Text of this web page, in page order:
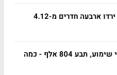
תל בנימין: באותו בניין ירדו ארבעה חדרים מ-4.12
פוטר אחרי 29 שנה בלי שימוע, תבע 804 אלף - כמה